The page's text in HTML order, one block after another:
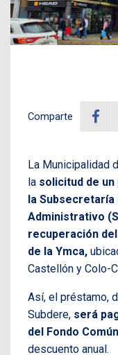
Comparte
La Municipalidad
la solicitud de
la Subsecretaría
Administrativo
recuperación
de la Ymca,
Castellón y Colo-
Así, el préstamo,
Subdere, será
del Fondo
descuento anual.